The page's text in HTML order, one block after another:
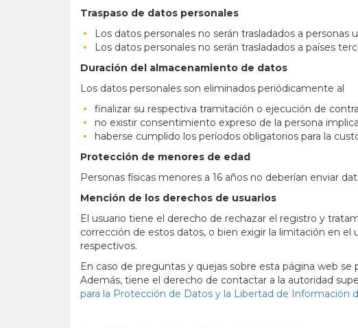
Traspaso de datos personales
Los datos personales no serán trasladados a personas
Los datos personales no serán trasladados a países
Duración del almacenamiento de datos
Los datos personales son eliminados periódicamente al
finalizar su respectiva tramitación o ejecución de
no existir consentimiento expreso de la persona
haberse cumplido los períodos obligatorios para la
Protección de menores de edad
Personas físicas menores a 16 años no deberían enviar
Mención de los derechos de usuarios
El usuario tiene el derecho de rechazar el registro y
corrección de estos datos, o bien exigir la limitación en el
respectivos.
En caso de preguntas y quejas sobre esta página web
Además, tiene el derecho de contactar a la autoridad
para la Protección de Datos y la Libertad de Información